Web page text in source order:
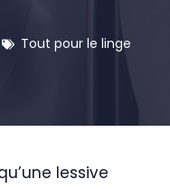
Tout pour le linge
lessive